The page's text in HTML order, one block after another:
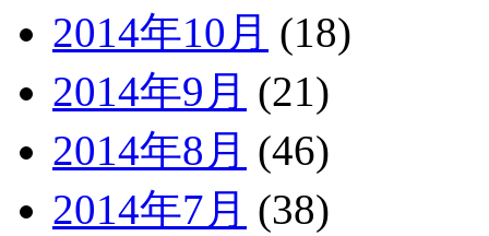
2014年10月 (18)
2014年9月 (21)
2014年8月 (46)
2014年7月 (38)